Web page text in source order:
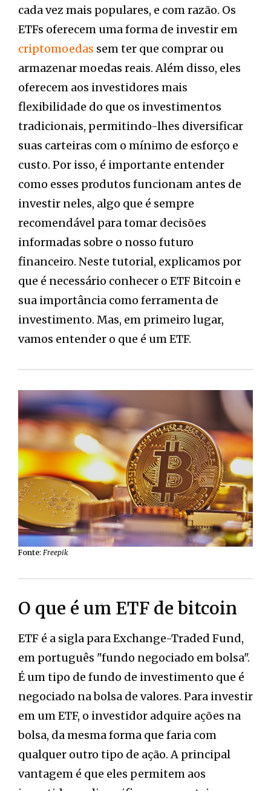
cada vez mais populares, e com razão. Os
ETFs oferecem uma forma de investir em
criptomoedas sem ter que comprar ou
armazenar moedas reais. Além disso, eles
oferecem aos investidores mais
flexibilidade do que os investimentos
tradicionais, permitindo-lhes diversificar
suas carteiras com o mínimo de esforço e
custo. Por isso, é importante entender
como esses produtos funcionam antes de
investir neles, algo que é sempre
recomendável para tomar decisões
informadas sobre o nosso futuro
financeiro. Neste tutorial, explicamos por
que é necessário conhecer o ETF Bitcoin e
sua importância como ferramenta de
investimento. Mas, em primeiro lugar,
vamos entender o que é um ETF.
Fonte: Freepik
O que é um ETF de bitcoin
ETF é a sigla para Exchange-Traded Fund,
em português "fundo negociado em bolsa".
É um tipo de fundo de investimento que é
negociado na bolsa de valores. Para investir
em um ETF, o investidor adquire ações na
bolsa, da mesma forma que faria com
qualquer outro tipo de ação. A principal
vantagem é que eles permitem aos